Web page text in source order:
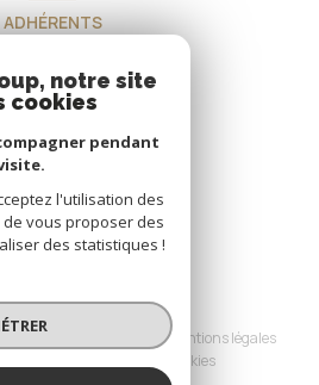
ADHÉRENTS
Nous adhérons
| Tous droits réservés
Nos partenaires
Mentions légales
Cookies
notre site
cookies
pendant
l'utilisation des
vous proposer des
des statistiques !